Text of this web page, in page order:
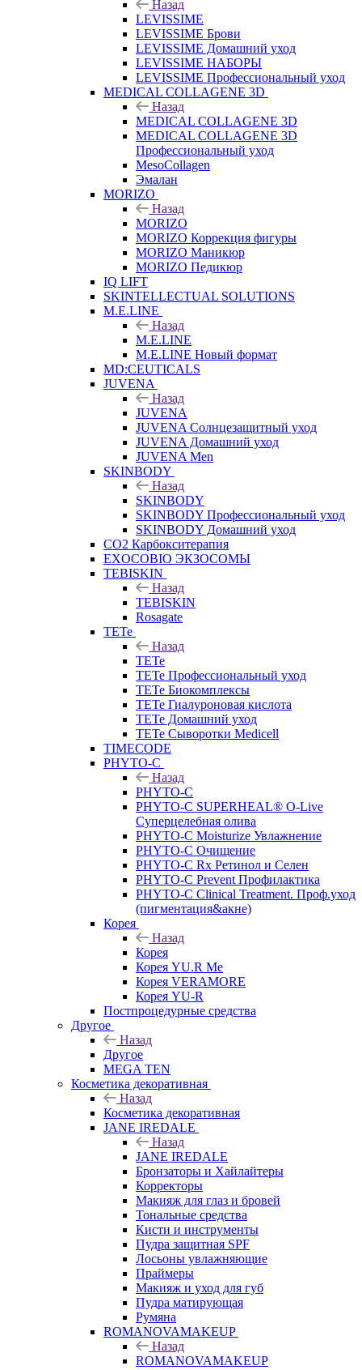
Назад
LEVISSIME
LEVISSIME Брови
LEVISSIME Домашний уход
LEVISSIME НАБОРЫ
LEVISSIME Профессиональный уход
MEDICAL COLLAGENE 3D
Назад
MEDICAL COLLAGENE 3D
MEDICAL COLLAGENE 3D
Профессиональный уход
MesoCollagen
Эмалан
MORIZO
Назад
MORIZO
MORIZO Коррекция фигуры
MORIZO Маникюр
MORIZO Педикюр
IQ LIFT
SKINTELLECTUAL SOLUTIONS
M.E.LINE
Назад
M.E.LINE
M.E.LINE Новый формат
MD:CEUTICALS
JUVENA
Назад
JUVENA
JUVENA Солнцезащитный уход
JUVENA Домашний уход
JUVENA Men
SKINBODY
Назад
SKINBODY
SKINBODY Профессиональный уход
SKINBODY Домашний уход
CO2 Карбокситерапия
EXOCOBIO ЭКЗОСОМЫ
TEBISKIN
Назад
TEBISKIN
Rosagate
TETe
Назад
TETe
TETe Профессиональный уход
TETe Биокомплексы
TETe Гиалуроновая кислота
TETe Домашний уход
TETe Сыворотки Medicell
TIMECODE
PHYTO-C
Назад
PHYTO-C
PHYTO-C SUPERHEAL® O-Live
Суперцелебная олива
PHYTO-C Moisturize Увлажнение
PHYTO-C Очищение
PHYTO-C Rx Ретинол и Селен
PHYTO-C Prevent Профилактика
PHYTO-C Clinical Treatment. Проф.уход
(пигментация&акне)
Корея
Назад
Корея
Корея YU.R Me
Корея VERAMORE
Корея YU-R
Постпроцедурные средства
Другое
Назад
Другое
MEGA TEN
Косметика декоративная
Назад
Косметика декоративная
JANE IREDALE
Назад
JANE IREDALE
Бронзаторы и Хайлайтеры
Корректоры
Макияж для глаз и бровей
Тональные средства
Кисти и инструменты
Пудра защитная SPF
Лосьоны увлажняющие
Праймеры
Макияж и уход для губ
Пудра матирующая
Румяна
ROMANOVAMAKEUP
Назад
ROMANOVAMAKEUP